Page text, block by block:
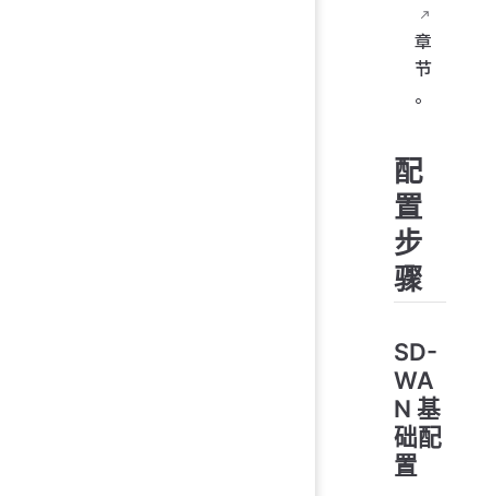
章
节
。
配
置
步
骤
SD-
WA
N 基
础配
置